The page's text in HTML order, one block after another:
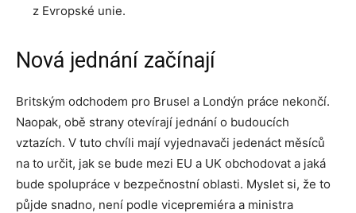
z Evropské unie.
Nová jednání začínají
Britským odchodem pro Brusel a Londýn práce nekončí.
Naopak, obě strany otevírají jednání o budoucích
vztazích. V tuto chvíli mají vyjednavači jedenáct měsíců
na to určit, jak se bude mezi EU a UK obchodovat a jaká
bude spolupráce v bezpečnostní oblasti. Myslet si, že to
půjde snadno, není podle vicepremiéra a ministra